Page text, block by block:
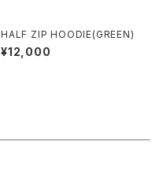
HALF ZIP HOODIE(GREEN)
¥12,000